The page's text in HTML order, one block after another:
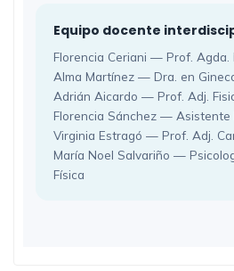
Equipo docente
Florencia Ceriani — Prof. Agda.
Alma Martínez — Dra. en
Adrián Aicardo — Prof. Adj.
Florencia Sánchez — Asistente
Virginia Estragó — Prof. Adj.
María Noel Salvariño —
Física